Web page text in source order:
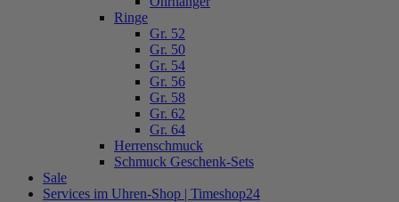
Ringe
Gr. 52
Gr. 50
Gr. 54
Gr. 56
Gr. 58
Gr. 62
Gr. 64
Herrenschmuck
Schmuck Geschenk-Sets
Sale
Services im Uhren-Shop | Timeshop24